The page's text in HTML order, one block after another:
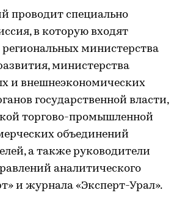
проводит специально
в которую входят
министерства
министерства
и внешнеэкономических
государственной власти,
торгово-промышленной
объединений
а также руководители
аналитического
и журнала «Эксперт-Урал».